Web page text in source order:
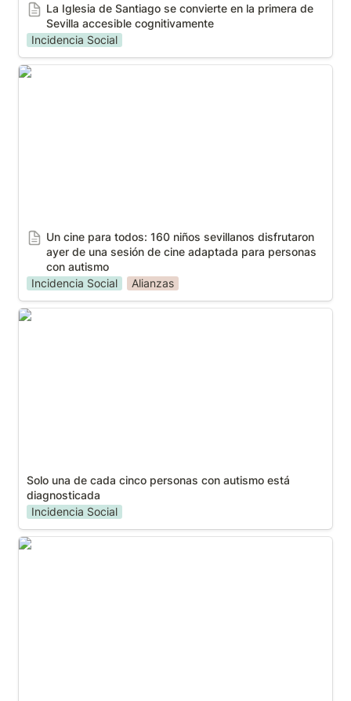
La Iglesia de Santiago se convierte en la primera de
Sevilla accesible cognitivamente
Incidencia Social
Un cine para todos: 160 niños sevillanos disfrutaron
Un cine para todos: 160 niños sevillanos disfrutaron
ayer de una sesión de cine adaptada para personas
con autismo
Incidencia Social
Alianzas
Solo una de cada cinco personas con autismo está
Solo una de cada cinco personas con autismo está
diagnosticada
Incidencia Social
La Fundación Bidafarma, Autismo Sevilla y Autismo